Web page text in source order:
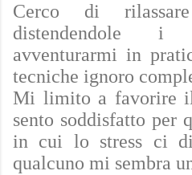
Cerco di
distendendole i
avventurarmi in
tecniche ignoro
Mi limito a favorire
sento soddisfatto per
in cui lo stress ci
qualcuno mi sembra